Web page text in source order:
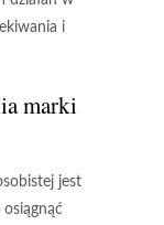
i
marki
jest